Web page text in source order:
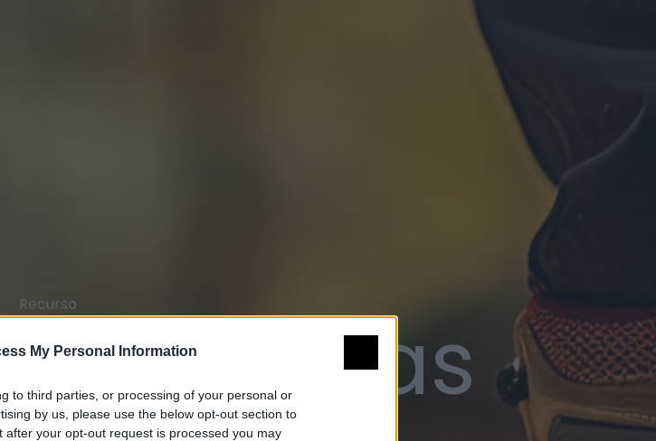
My Personal Information
to third parties, or processing of your personal or
by us, please use the below opt-out section to
your opt-out request is processed you may
Recurso Las Viñas